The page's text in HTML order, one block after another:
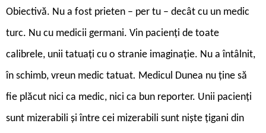
Obiectivă. Nu a fost prieten – per tu – decât cu un medic
turc. Nu cu medicii germani. Vin pacienți de toate
calibrele, unii tatuați cu o stranie imaginație. Nu a întâlnit,
în schimb, vreun medic tatuat. Medicul Dunea nu ține să
fie plăcut nici ca medic, nici ca bun reporter. Unii pacienți
sunt mizerabili și între cei mizerabili sunt niște țigani din